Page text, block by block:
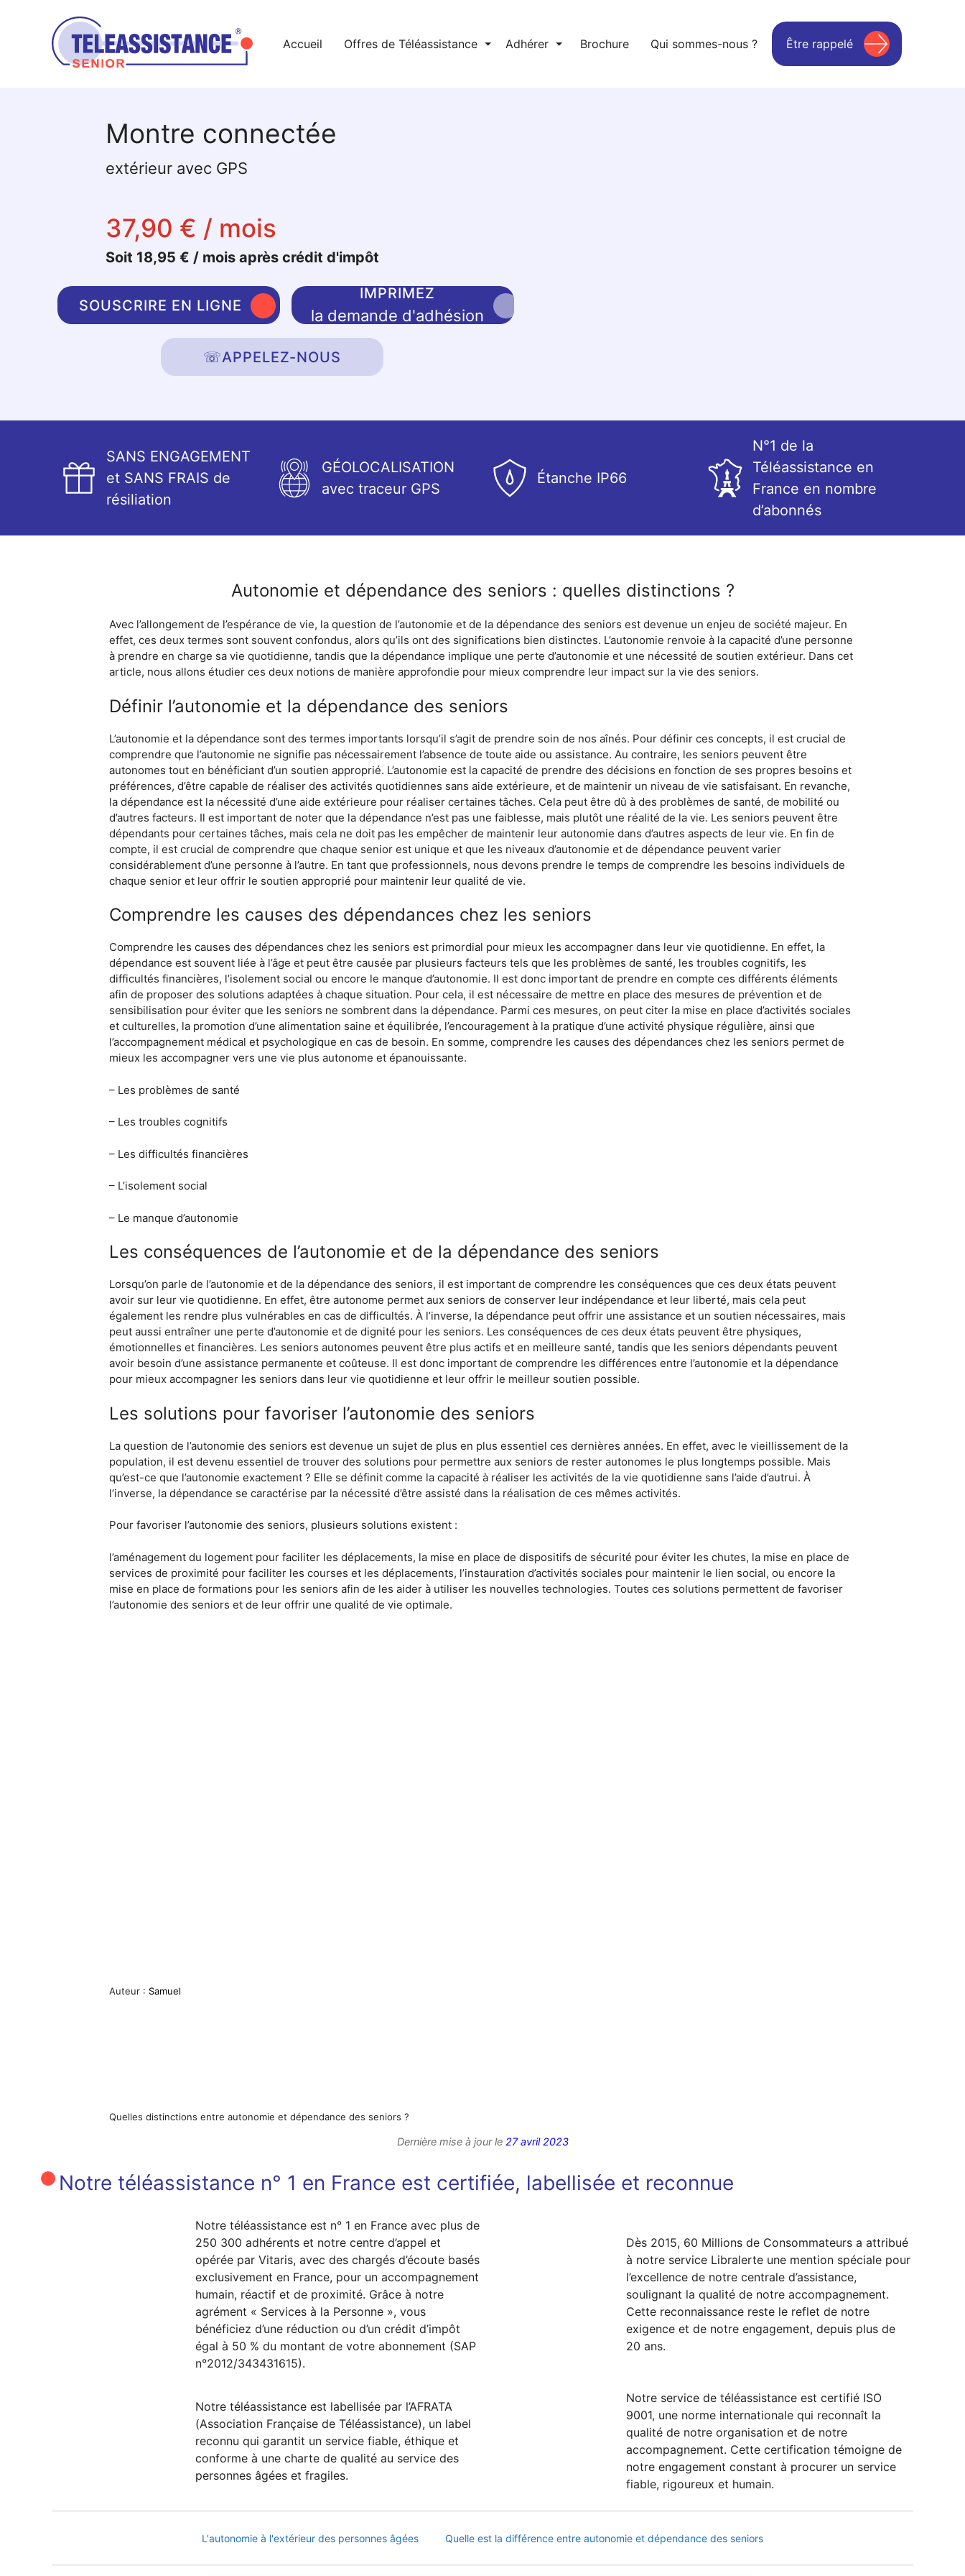
Accueil Offres de Téléassistance ⏷ Adhérer ⏷ Brochure Qui sommes-nous ? Être rappelé
Montre connectée
extérieur avec GPS
37,90 € / mois
Soit 18,95 € / mois après crédit d'impôt
SOUSCRIRE EN LIGNE
IMPRIMEZ
la demande d'adhésion
☏APPELEZ-NOUS
SANS ENGAGEMENT
et SANS FRAIS de
résiliation
GÉOLOCALISATION
avec traceur GPS
Étanche IP66
N°1 de la
Téléassistance en
France en nombre
d’abonnés
Autonomie et dépendance des seniors : quelles distinctions ?
Avec l’allongement de l’espérance de vie, la question de l’autonomie et de la dépendance des seniors est devenue un enjeu de société majeur. En
effet, ces deux termes sont souvent confondus, alors qu’ils ont des significations bien distinctes. L’autonomie renvoie à la capacité d’une personne
à prendre en charge sa vie quotidienne, tandis que la dépendance implique une perte d’autonomie et une nécessité de soutien extérieur. Dans cet
article, nous allons étudier ces deux notions de manière approfondie pour mieux comprendre leur impact sur la vie des seniors.
Définir l’autonomie et la dépendance des seniors
L’autonomie et la dépendance sont des termes importants lorsqu’il s’agit de prendre soin de nos aînés. Pour définir ces concepts, il est crucial de
comprendre que l’autonomie ne signifie pas nécessairement l’absence de toute aide ou assistance. Au contraire, les seniors peuvent être
autonomes tout en bénéficiant d’un soutien approprié. L’autonomie est la capacité de prendre des décisions en fonction de ses propres besoins et
préférences, d’être capable de réaliser des activités quotidiennes sans aide extérieure, et de maintenir un niveau de vie satisfaisant. En revanche,
la dépendance est la nécessité d’une aide extérieure pour réaliser certaines tâches. Cela peut être dû à des problèmes de santé, de mobilité ou
d’autres facteurs. Il est important de noter que la dépendance n’est pas une faiblesse, mais plutôt une réalité de la vie. Les seniors peuvent être
dépendants pour certaines tâches, mais cela ne doit pas les empêcher de maintenir leur autonomie dans d’autres aspects de leur vie. En fin de
compte, il est crucial de comprendre que chaque senior est unique et que les niveaux d’autonomie et de dépendance peuvent varier
considérablement d’une personne à l’autre. En tant que professionnels, nous devons prendre le temps de comprendre les besoins individuels de
chaque senior et leur offrir le soutien approprié pour maintenir leur qualité de vie.
Comprendre les causes des dépendances chez les seniors
Comprendre les causes des dépendances chez les seniors est primordial pour mieux les accompagner dans leur vie quotidienne. En effet, la
dépendance est souvent liée à l’âge et peut être causée par plusieurs facteurs tels que les problèmes de santé, les troubles cognitifs, les
difficultés financières, l’isolement social ou encore le manque d’autonomie. Il est donc important de prendre en compte ces différents éléments
afin de proposer des solutions adaptées à chaque situation. Pour cela, il est nécessaire de mettre en place des mesures de prévention et de
sensibilisation pour éviter que les seniors ne sombrent dans la dépendance. Parmi ces mesures, on peut citer la mise en place d’activités sociales
et culturelles, la promotion d’une alimentation saine et équilibrée, l’encouragement à la pratique d’une activité physique régulière, ainsi que
l’accompagnement médical et psychologique en cas de besoin. En somme, comprendre les causes des dépendances chez les seniors permet de
mieux les accompagner vers une vie plus autonome et épanouissante.
– Les problèmes de santé
– Les troubles cognitifs
– Les difficultés financières
– L’isolement social
– Le manque d’autonomie
Les conséquences de l’autonomie et de la dépendance des seniors
Lorsqu’on parle de l’autonomie et de la dépendance des seniors, il est important de comprendre les conséquences que ces deux états peuvent
avoir sur leur vie quotidienne. En effet, être autonome permet aux seniors de conserver leur indépendance et leur liberté, mais cela peut
également les rendre plus vulnérables en cas de difficultés. À l’inverse, la dépendance peut offrir une assistance et un soutien nécessaires, mais
peut aussi entraîner une perte d’autonomie et de dignité pour les seniors. Les conséquences de ces deux états peuvent être physiques,
émotionnelles et financières. Les seniors autonomes peuvent être plus actifs et en meilleure santé, tandis que les seniors dépendants peuvent
avoir besoin d’une assistance permanente et coûteuse. Il est donc important de comprendre les différences entre l’autonomie et la dépendance
pour mieux accompagner les seniors dans leur vie quotidienne et leur offrir le meilleur soutien possible.
Les solutions pour favoriser l’autonomie des seniors
La question de l’autonomie des seniors est devenue un sujet de plus en plus essentiel ces dernières années. En effet, avec le vieillissement de la
population, il est devenu essentiel de trouver des solutions pour permettre aux seniors de rester autonomes le plus longtemps possible. Mais
qu’est-ce que l’autonomie exactement ? Elle se définit comme la capacité à réaliser les activités de la vie quotidienne sans l’aide d’autrui. À
l’inverse, la dépendance se caractérise par la nécessité d’être assisté dans la réalisation de ces mêmes activités.
Pour favoriser l’autonomie des seniors, plusieurs solutions existent :
l’aménagement du logement pour faciliter les déplacements, la mise en place de dispositifs de sécurité pour éviter les chutes, la mise en place de
services de proximité pour faciliter les courses et les déplacements, l’instauration d’activités sociales pour maintenir le lien social, ou encore la
mise en place de formations pour les seniors afin de les aider à utiliser les nouvelles technologies. Toutes ces solutions permettent de favoriser
l’autonomie des seniors et de leur offrir une qualité de vie optimale.
Auteur : Samuel
Quelles distinctions entre autonomie et dépendance des seniors ?
Dernière mise à jour le 27 avril 2023
Notre téléassistance n° 1 en France est certifiée, labellisée et reconnue
Notre téléassistance est n° 1 en France avec plus de
250 300 adhérents et notre centre d’appel et
opérée par Vitaris, avec des chargés d’écoute basés
exclusivement en France, pour un accompagnement
humain, réactif et de proximité. Grâce à notre
agrément « Services à la Personne », vous
bénéficiez d’une réduction ou d’un crédit d’impôt
égal à 50 % du montant de votre abonnement (SAP
n°2012/343431615).
Dès 2015, 60 Millions de Consommateurs a attribué
à notre service Libralerte une mention spéciale pour
l’excellence de notre centrale d’assistance,
soulignant la qualité de notre accompagnement.
Cette reconnaissance reste le reflet de notre
exigence et de notre engagement, depuis plus de
20 ans.
Notre téléassistance est labellisée par l’AFRATA
(Association Française de Téléassistance), un label
reconnu qui garantit un service fiable, éthique et
conforme à une charte de qualité au service des
personnes âgées et fragiles.
Notre service de téléassistance est certifié ISO
9001, une norme internationale qui reconnaît la
qualité de notre organisation et de notre
accompagnement. Cette certification témoigne de
notre engagement constant à procurer un service
fiable, rigoureux et humain.
L'autonomie à l'extérieur des personnes âgées Quelle est la différence entre autonomie et dépendance des seniors